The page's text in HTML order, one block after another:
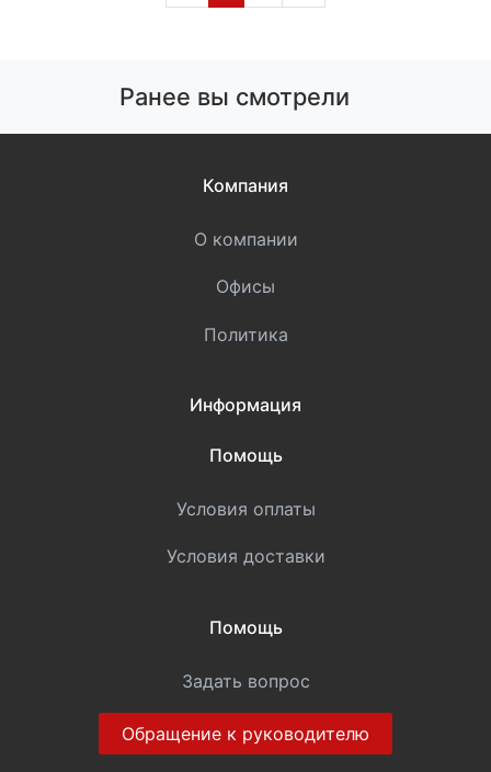
Ранее вы смотрели
Компания
О компании
Офисы
Политика
Информация
Помощь
Условия оплаты
Условия доставки
Помощь
Задать вопрос
Обращение к руководителю